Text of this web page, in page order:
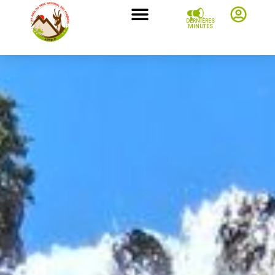
DERNIÈRES
MINUTES